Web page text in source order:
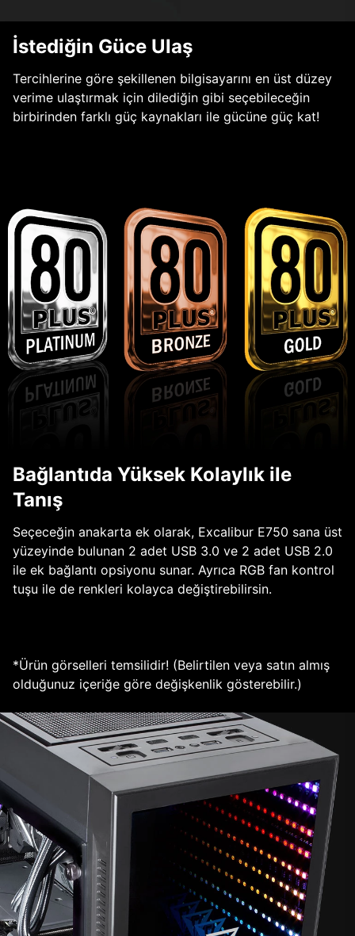
İstediğin Güce Ulaş
Tercihlerine göre şekillenen bilgisayarını en üst düzey
verime ulaştırmak için dilediğin gibi seçebileceğin
birbirinden farklı güç kaynakları ile gücüne güç kat!
Bağlantıda Yüksek Kolaylık ile
Tanış
Seçeceğin anakarta ek olarak, Excalibur E750 sana üst
yüzeyinde bulunan 2 adet USB 3.0 ve 2 adet USB 2.0
ile ek bağlantı opsiyonu sunar. Ayrıca RGB fan kontrol
tuşu ile de renkleri kolayca değiştirebilirsin.
*Ürün görselleri temsilidir! (Belirtilen veya satın almış
olduğunuz içeriğe göre değişkenlik gösterebilir.)